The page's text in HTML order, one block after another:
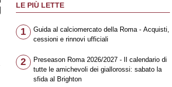
LE PIÙ LETTE
1
Guida al calciomercato della Roma - Acquisti,
cessioni e rinnovi ufficiali
2
Preseason Roma 2026/2027 - Il calendario di
tutte le amichevoli dei giallorossi: sabato la
sfida al Brighton